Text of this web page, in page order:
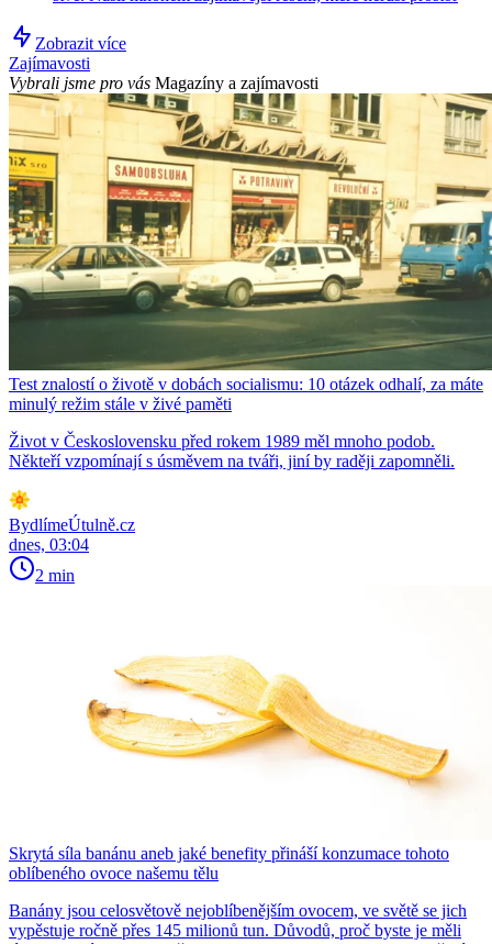
Zobrazit více
Zajímavosti
Vybrali jsme pro vás Magazíny a zajímavosti
Test znalostí o životě v dobách socialismu: 10 otázek odhalí, za máte
minulý režim stále v živé paměti
Život v Československu před rokem 1989 měl mnoho podob.
Někteří vzpomínají s úsměvem na tváři, jiní by raději zapomněli.
BydlímeÚtulně.cz
dnes, 03:04
2 min
Skrytá síla banánu aneb jaké benefity přináší konzumace tohoto
oblíbeného ovoce našemu tělu
Banány jsou celosvětově nejoblíbenějším ovocem, ve světě se jich
vypěstuje ročně přes 145 milionů tun. Důvodů, proč byste je měli